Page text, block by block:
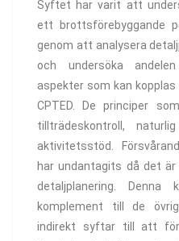
Syftet har varit att
ett brottsförebyggande
genom att analysera
och undersöka
aspekter som kan
CPTED. De principer
tillträdeskontroll,
aktivitetsstöd.
har undantagits då det
detaljplanering.
komplement till de
indirekt syftar till att